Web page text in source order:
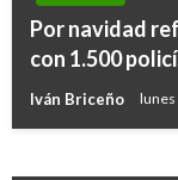
Por navidad
con 1.500
Iván Briceño lunes
Autoridades
que atacaron a